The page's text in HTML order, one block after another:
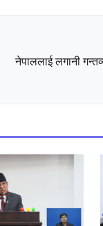
नेपाललाई लगानी